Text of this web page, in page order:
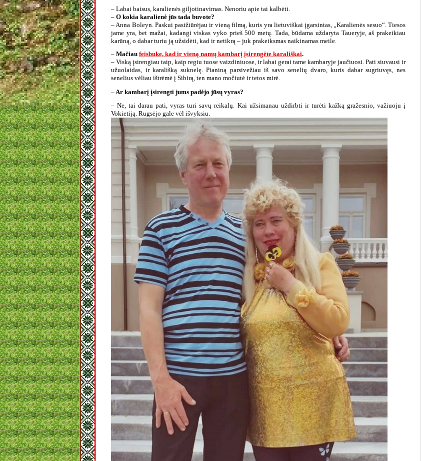
– Labai baisus, karalienės giljotinavimas. Nenoriu apie tai kalbėti.
– O kokia karalienė jūs tada buvote?
– Anna Boleyn. Paskui pasižiūrėjau ir vieną filmą, kuris yra lietuviškai įgarsintas, „Karalienės sesuo“. Tiesos
jame yra, bet mažai, kadangi viskas vyko prieš 500 metų. Tada, būdama uždaryta Taueryje, aš prakeikiau
karūną, o dabar turiu ją užsidėti, kad ir netikrą – juk prakeiksmas naikinamas meile.
– Mačiau feisbuke, kad ir vieną namų kambarį įsirengėte karališkai.
– Viską įsirengiau taip, kaip regiu tuose vaizdiniuose, ir labai gerai tame kambaryje jaučiuosi. Pati siuvausi ir
užuolaidas, ir karališką suknelę. Pianiną parsivežiau iš savo senelių dvaro, kuris dabar sugriuvęs, nes
senelius vėliau ištrėmė į Sibirą, ten mano močiutė ir tetos mirė.
– Ar kambarį įsirengti jums padėjo jūsų vyras?
– Ne, tai darau pati, vyras turi savų reikalų. Kai užsimanau uždirbti ir turėti kažką gražesnio, važiuoju į
Vokietiją. Rugsėjo gale vėl išvyksiu.